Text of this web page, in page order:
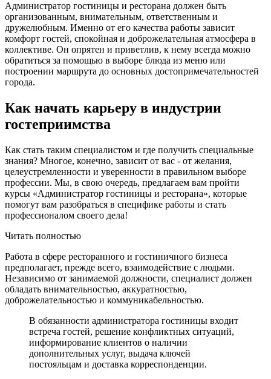
Администратор гостиницы и ресторана должен быть
организованным, внимательным, ответственным и
дружелюбным. Именно от его качества работы зависит
комфорт гостей, спокойная и доброжелательная атмосфера в
коллективе. Он опрятен и приветлив, к нему всегда можно
обратиться за помощью в выборе блюда из меню или
построении маршрута до основных достопримечательностей
города.
Как начать карьеру в индустрии
гостеприимства
Как стать таким специалистом и где получить специальные
знания? Многое, конечно, зависит от вас - от желания,
целеустремленности и уверенности в правильном выборе
профессии. Мы, в свою очередь, предлагаем вам пройти
курсы «Администратор гостиницы и ресторана», которые
помогут вам разобраться в специфике работы и стать
профессионалом своего дела!
Читать полностью
Работа в сфере ресторанного и гостиничного бизнеса
предполагает, прежде всего, взаимодействие с людьми.
Независимо от занимаемой должности, специалист должен
обладать внимательностью, аккуратностью,
доброжелательностью и коммуникабельностью.
В обязанности администратора гостиницы входит
встреча гостей, решение конфликтных ситуаций,
информирование клиентов о наличии
дополнительных услуг, выдача ключей
постояльцам и доставка корреспонденции.